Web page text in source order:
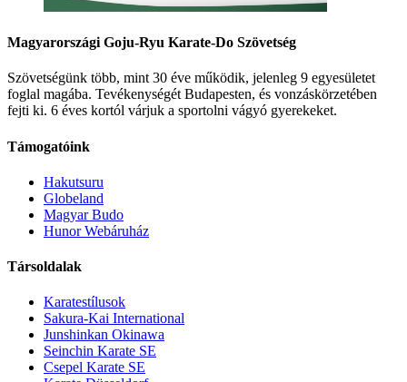
Magyarországi Goju-Ryu Karate-Do Szövetség
Szövetségünk több, mint 30 éve működik, jelenleg 9 egyesületet
foglal magába. Tevékenységét Budapesten, és vonzáskörzetében
fejti ki. 6 éves kortól várjuk a sportolni vágyó gyerekeket.
Támogatóink
Hakutsuru
Globeland
Magyar Budo
Hunor Webáruház
Társoldalak
Karatestílusok
Sakura-Kai International
Junshinkan Okinawa
Seinchin Karate SE
Csepel Karate SE